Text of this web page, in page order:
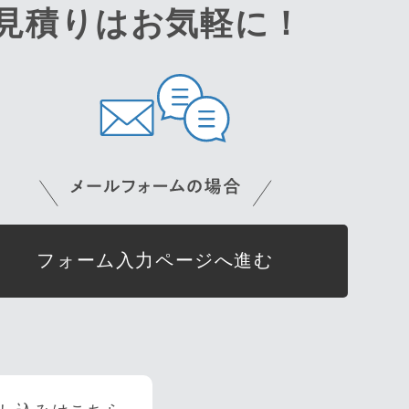
積りはお気軽に！
フォーム入力ページへ進む